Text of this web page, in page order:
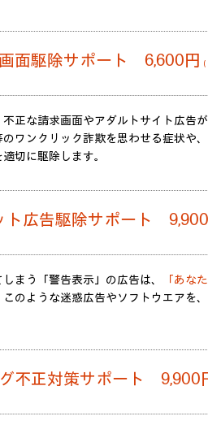
面駆除サポート 6,600円
正な請求画面やアダルトサイト広告が
のワンクリック詐欺を思わせる症状や
切に駆除します。
ト広告駆除サポート
まう「警告表示」の広告は、
「あな
のような迷惑広告やソフトウエアを
不正対策サポート 9,900